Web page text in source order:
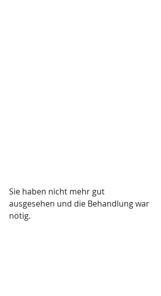
Sie haben nicht mehr gut
ausgesehen und die Behandlung war
nötig.